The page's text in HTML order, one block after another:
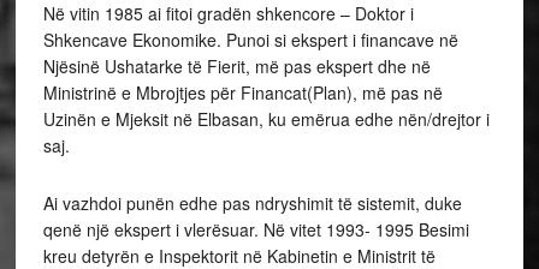
Në vitin 1985 ai fitoi gradën shkencore – Doktor i
Shkencave Ekonomike. Punoi si ekspert i financave në
Njësinë Ushatarke të Fierit, më pas ekspert dhe në
Ministrinë e Mbrojtjes për Financat(Plan), më pas në
Uzinën e Mjeksit në Elbasan, ku emërua edhe nën/drejtor i
saj.
Ai vazhdoi punën edhe pas ndryshimit të sistemit, duke
qenë një ekspert i vlerësuar. Në vitet 1993- 1995 Besimi
kreu detyrën e Inspektorit në Kabinetin e Ministrit të